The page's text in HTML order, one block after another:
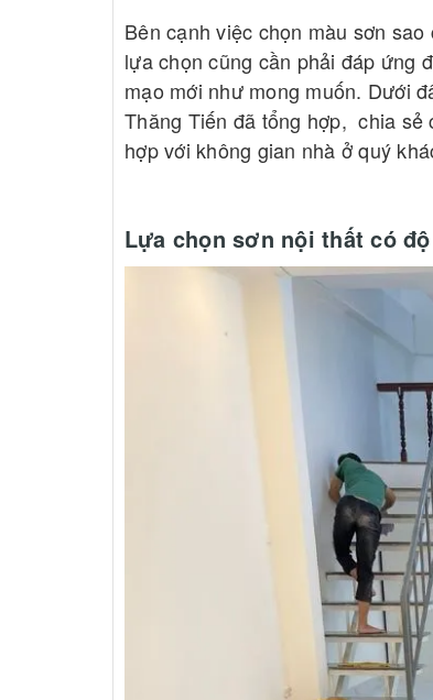
Bên cạnh việc chọn màu sơn
lựa chọn cũng cần phải đáp ứng
mạo mới như mong muốn. Dưới
Thăng Tiến đã tổng hợp, chia sẻ
hợp với không gian nhà ở quý
Lựa chọn sơn nội thất có